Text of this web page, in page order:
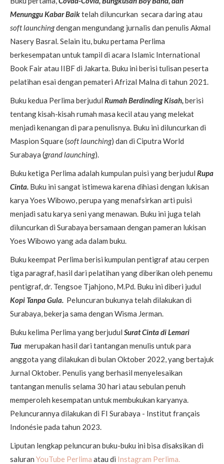
Menunggu Kabar Baiktelah diluncurkan secara daring atau
soft launchingdengan mengundang jurnalis dan penulis Akmal
Nasery Basral. Selain itu, buku pertama Perlima
berkesempatan untuk tampil di acara Islamic International
Book Fair atau IIBF di Jakarta. Buku ini berisi tulisan peserta
pelatihan esai dengan pemateri Afrizal Malna di tahun 2021.
Buku kedua Perlima berjudul Rumah Berdinding Kisah,berisi
tentang kisah-kisah rumah masa kecil atau yang melekat
menjadi kenangan di para penulisnya. Buku ini diluncurkan di
Maspion Square (softlaunching) dan di Ciputra World
Surabaya (grandlaunching).
Buku ketiga Perlima adalah kumpulan puisi yang berjudul Rupa
Cinta. Buku ini sangat istimewa karena dihiasi dengan lukisan
karya Yoes Wibowo, perupa yang menafsirkan arti puisi
menjadi satu karya seni yang menawan. Buku ini juga telah
diluncurkan di Surabaya bersamaan dengan pameran lukisan
Yoes Wibowo yang ada dalam buku.
Buku keempat Perlima berisi kumpulan pentigraf atau cerpen
tiga paragraf, hasil dari pelatihan yang diberikan oleh penemu
pentigraf, dr. Tengsoe Tjahjono, M.Pd. Buku ini diberi judul
Kopi Tanpa Gula. Peluncuran bukunya telah dilakukan di
Surabaya, bekerja sama dengan Wisma Jerman.
Buku kelima Perlima yang berjudul Surat Cinta di Lemari
Tua merupakan hasil dari tantangan menulis untuk para
anggota yang dilakukan di bulan Oktober 2022, yang bertajuk
Jurnal Oktober. Penulis yang berhasil menyelesaikan
tantangan menulis selama 30 hari atau sebulan penuh
memperoleh kesempatan untuk membukukan karyanya.
Peluncurannya dilakukan di FI Surabaya - Institut français
Indonésie pada tahun 2023.
Liputan lengkap peluncuran buku-buku ini bisa disaksikan di
saluran YouTube Perlima atau di Instagram Perlima.